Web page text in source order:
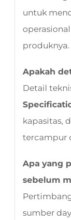
untuk
produknya.
Apakah
Detail
kapasitas,
tercampur
Apa yang
sebelum
sumber